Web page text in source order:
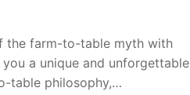
the farm-to-table myth with
a unique and unforgettable
table philosophy,…